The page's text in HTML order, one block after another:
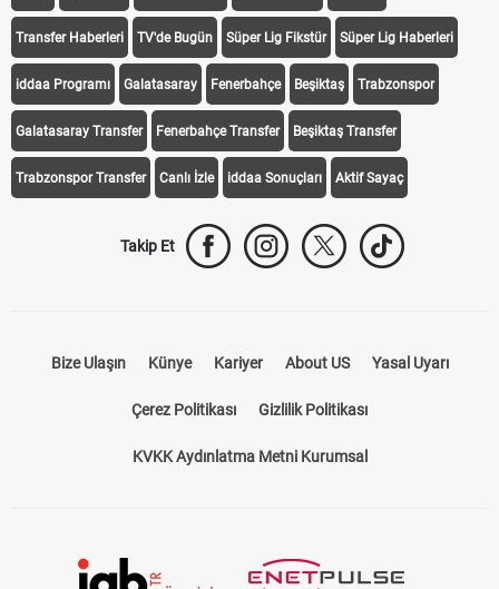
Transfer Haberleri TV'de Bugün Süper Lig Fikstür Süper Lig Haberleri
iddaa Programı Galatasaray Fenerbahçe Beşiktaş Trabzonspor
Galatasaray Transfer Fenerbahçe Transfer Beşiktaş Transfer
Trabzonspor Transfer Canlı İzle iddaa Sonuçları Aktif Sayaç
Takip Et
Bize Ulaşın Künye Kariyer About US Yasal Uyarı
Çerez Politikası Gizlilik Politikası
KVKK Aydınlatma Metni Kurumsal